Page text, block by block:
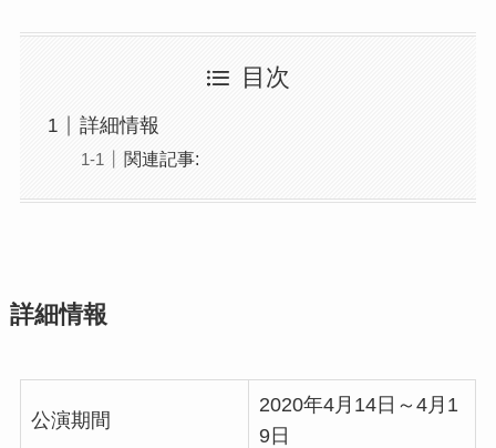
目次
詳細情報
関連記事:
詳細情報
公演期間
2020年4月14日～4月1
9日